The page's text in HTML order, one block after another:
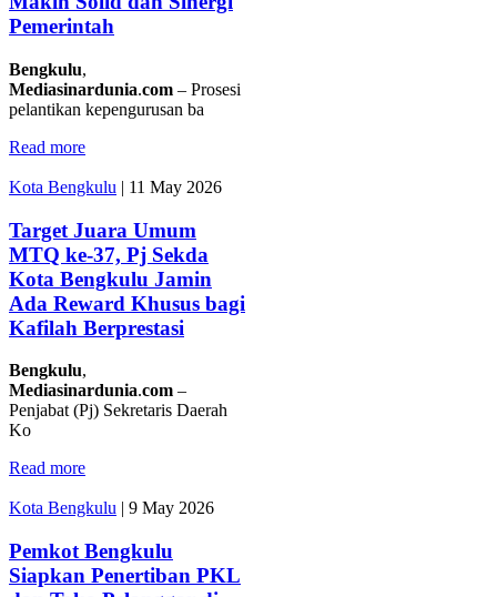
Pemerintah
Bengkulu,
Mediasinardunia.com – Prosesi
pelantikan kepengurusan ba
Read more
Kota Bengkulu | 11 May 2026
Target Juara Umum
MTQ ke-37, Pj Sekda
Kota Bengkulu Jamin
Ada Reward Khusus bagi
Kafilah Berprestasi
Bengkulu,
Mediasinardunia.com –
Penjabat (Pj) Sekretaris Daerah
Ko
Read more
Kota Bengkulu | 9 May 2026
Pemkot Bengkulu
Siapkan Penertiban PKL